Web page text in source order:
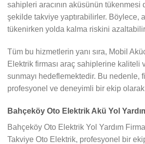
sahipleri aracının aküsünün tükenmesi
şekilde takviye yaptırabilirler. Böylece,
tükenirken yolda kalma riskini
Tüm bu hizmetlerin yanı sıra, Mobil
Elektrik firması araç sahiplerine kaliteli
sunmayı hedeflemektedir. Bu nedenle,
profesyonel ve deneyimli bir ekip olarak
Bahçeköy Oto Elektrik Akü Yol
Bahçeköy Oto Elektrik Yol Yardım
Takviye Oto Elektrik, profesyonel bir